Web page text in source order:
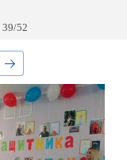
39/52